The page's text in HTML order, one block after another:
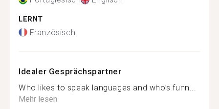
LERNT
Französisch
Idealer Gesprächspartner
Who likes to speak languages and who’s funn...
Mehr lesen